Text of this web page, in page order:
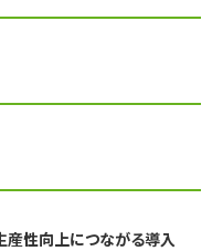
産性向上につながる導入